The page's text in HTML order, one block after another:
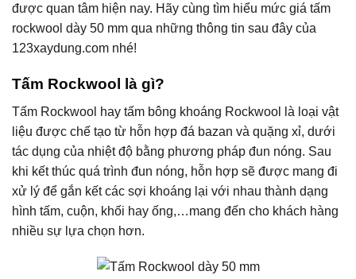
được quan tâm hiện nay. Hãy cùng tìm hiểu mức giá tấm
rockwool dày 50 mm qua những thông tin sau đây của
123xaydung.com nhé!
Tấm Rockwool là gì?
Tấm Rockwool hay tấm bông khoáng Rockwool là loại vật
liệu được chế tạo từ hỗn hợp đá bazan và quặng xỉ, dưới
tác dụng của nhiệt độ bằng phương pháp đun nóng. Sau
khi kết thúc quá trình đun nóng, hỗn hợp sẽ được mang đi
xử lý để gắn kết các sợi khoáng lại với nhau thành dạng
hình tấm, cuộn, khối hay ống,…mang đến cho khách hàng
nhiều sự lựa chọn hơn.